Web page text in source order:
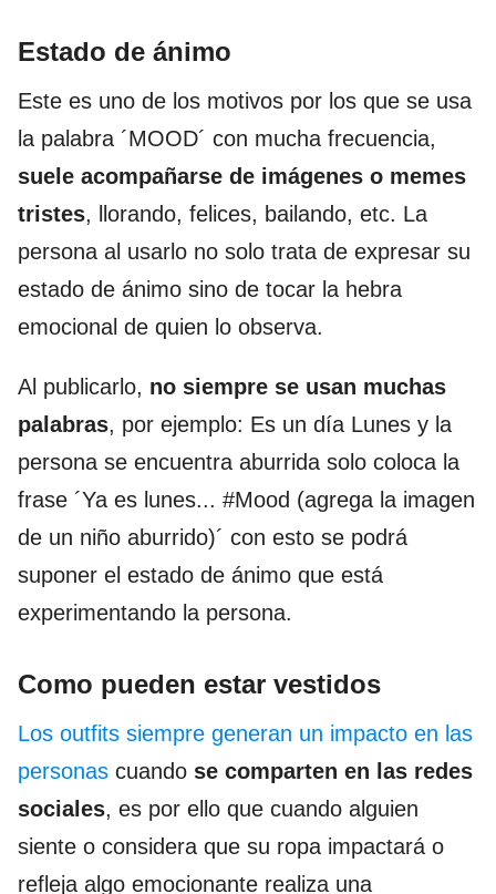
Estado de ánimo
Este es uno de los motivos por los que se usa
la palabra ´MOOD´ con mucha frecuencia,
suele acompañarse de imágenes o memes
tristes, llorando, felices, bailando, etc. La
persona al usarlo no solo trata de expresar su
estado de ánimo sino de tocar la hebra
emocional de quien lo observa.
Al publicarlo, no siempre se usan muchas
palabras, por ejemplo: Es un día Lunes y la
persona se encuentra aburrida solo coloca la
frase ´Ya es lunes... #Mood (agrega la imagen
de un niño aburrido)´ con esto se podrá
suponer el estado de ánimo que está
experimentando la persona.
Como pueden estar vestidos
Los outfits siempre generan un impacto en las
personas cuando se comparten en las redes
sociales, es por ello que cuando alguien
siente o considera que su ropa impactará o
refleja algo emocionante realiza una